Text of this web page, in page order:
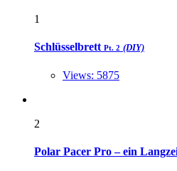
1
Schlüsselbrett Pt. 2 (DIY)
Views: 5875
2
Polar Pacer Pro – ein